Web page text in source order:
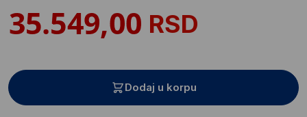
RSD
Dodaj u korpu